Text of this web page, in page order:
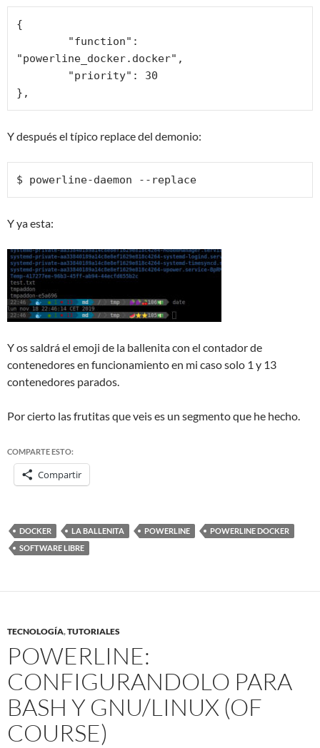
{
"powerline_docker.docker",
},
Y después el típico replace del demonio:
$ powerline-daemon --replace
Y ya esta:
Y os saldrá el emoji de la ballenita con el contador de
contenedores en funcionamiento en mi caso solo 1 y 13
contenedores parados.
Por cierto las frutitas que veis es un segmento que he hecho.
COMPARTE ESTO:
Compartir
DOCKER LA BALLENITA POWERLINE
POWERLINE DOCKER
SOFTWARE LIBRE
TECNOLOGÍA,TUTORIALES
POWERLINE:
CONFIGURANDOLO PARA
BASH Y GNU/LINUX (OF
COURSE)